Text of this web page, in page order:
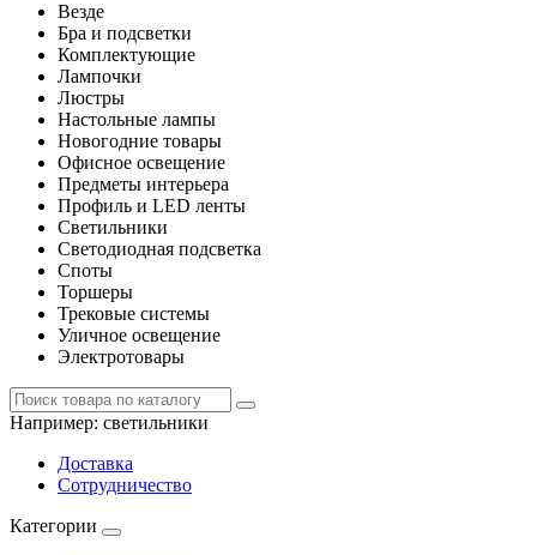
Везде
Бра и подсветки
Комплектующие
Лампочки
Люстры
Настольные лампы
Новогодние товары
Офисное освещение
Предметы интерьера
Профиль и LED ленты
Светильники
Светодиодная подсветка
Споты
Торшеры
Трековые системы
Уличное освещение
Электротовары
Например: светильники
Доставка
Сотрудничество
Категории